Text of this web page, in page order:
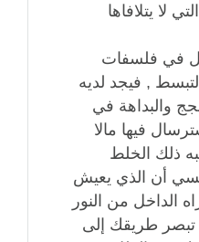
لا يتلافاها
في فلسفات
, فيجد لديه
والبداهة في
فيها مالا
ذلك الخلط
أن الذي يعيش
الداخل من النور
تبصر طريقك إلى